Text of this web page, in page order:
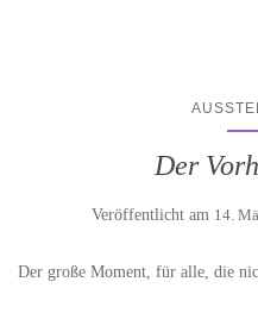
Der
Veröffentlicht am 14.
Der große Moment, für alle, die